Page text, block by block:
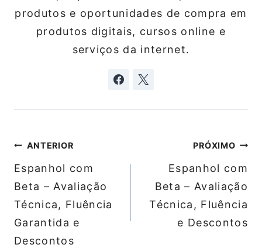
produtos e oportunidades de compra em
produtos digitais, cursos online e
serviços da internet.
Navegação
de
Post
ANTERIOR
Espanhol com
Beta – Avaliação
Técnica, Fluência
Garantida e
Descontos
PRÓXIMO
Espanhol com
Beta – Avaliação
Técnica, Fluência
e Descontos